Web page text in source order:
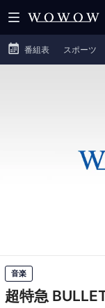
番組表 スポーツ
音楽
超特急